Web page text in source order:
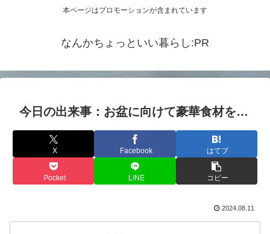
本ページはプロモーションが含まれています
なんかちょっといい暮らし:PR
今日の出来事：お盆に向けて豪華食材を…
X Facebook はてブ
Pocket LINE コピー
2024.08.11